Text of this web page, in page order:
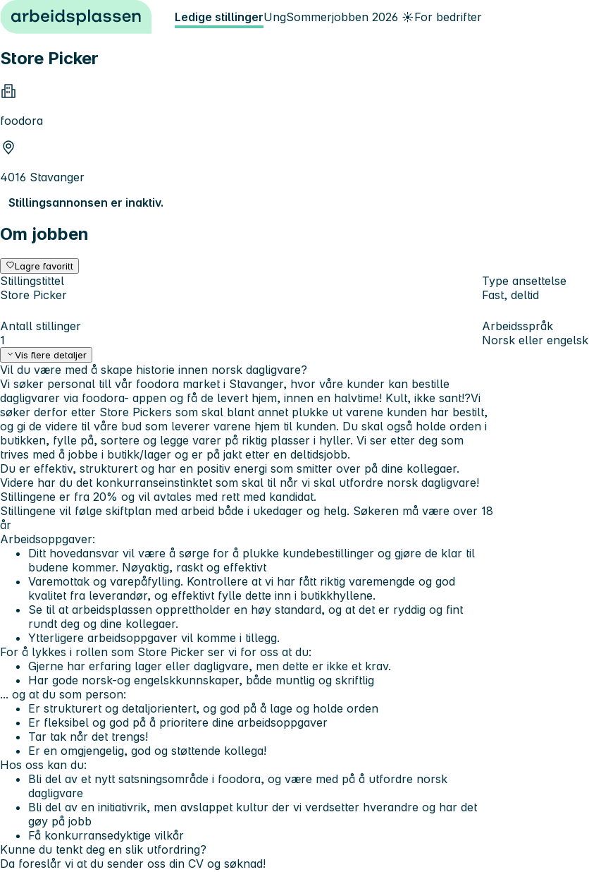
Hopp til innhold Ledige stillingerUngSommerjobben 2026 ☀️For bedrifter
Store Picker
foodora
4016 Stavanger
Stillingsannonsen er inaktiv.
Om jobben
Lagre favoritt
Stillingstittel
Store Picker
Type ansettelse
Fast, deltid
Antall stillinger
1
Arbeidsspråk
Norsk eller engelsk
Vis flere detaljer
Vil du være med å skape historie innen norsk dagligvare?
Vi søker personal till vår foodora market i Stavanger, hvor våre kunder kan bestille
dagligvarer via foodora- appen og få de levert hjem, innen en halvtime! Kult, ikke sant!?Vi
søker derfor etter Store Pickers som skal blant annet plukke ut varene kunden har bestilt,
og gi de videre til våre bud som leverer varene hjem til kunden. Du skal også holde orden i
butikken, fylle på, sortere og legge varer på riktig plasser i hyller. Vi ser etter deg som
trives med å jobbe i butikk/lager og er på jakt etter en deltidsjobb.
Du er effektiv, strukturert og har en positiv energi som smitter over på dine kollegaer.
Videre har du det konkurranseinstinktet som skal til når vi skal utfordre norsk dagligvare!
Stillingene er fra 20% og vil avtales med rett med kandidat.
Stillingene vil følge skiftplan med arbeid både i ukedager og helg. Søkeren må være over 18
år
Arbeidsoppgaver:
Ditt hovedansvar vil være å sørge for å plukke kundebestillinger og gjøre de klar til
budene kommer. Nøyaktig, raskt og effektivt
Varemottak og varepåfylling. Kontrollere at vi har fått riktig varemengde og god
kvalitet fra leverandør, og effektivt fylle dette inn i butikkhyllene.
Se til at arbeidsplassen opprettholder en høy standard, og at det er ryddig og fint
rundt deg og dine kollegaer.
Ytterligere arbeidsoppgaver vil komme i tillegg.
For å lykkes i rollen som Store Picker ser vi for oss at du:
Gjerne har erfaring lager eller dagligvare, men dette er ikke et krav.
Har gode norsk-og engelskkunnskaper, både muntlig og skriftlig
... og at du som person:
Er strukturert og detaljorientert, og god på å lage og holde orden
Er fleksibel og god på å prioritere dine arbeidsoppgaver
Tar tak når det trengs!
Er en omgjengelig, god og støttende kollega!
Hos oss kan du:
Bli del av et nytt satsningsområde i foodora, og være med på å utfordre norsk
dagligvare
Bli del av en initiativrik, men avslappet kultur der vi verdsetter hverandre og har det
gøy på jobb
Få konkurransedyktige vilkår
Kunne du tenkt deg en slik utfordring?
Da foreslår vi at du sender oss din CV og søknad!